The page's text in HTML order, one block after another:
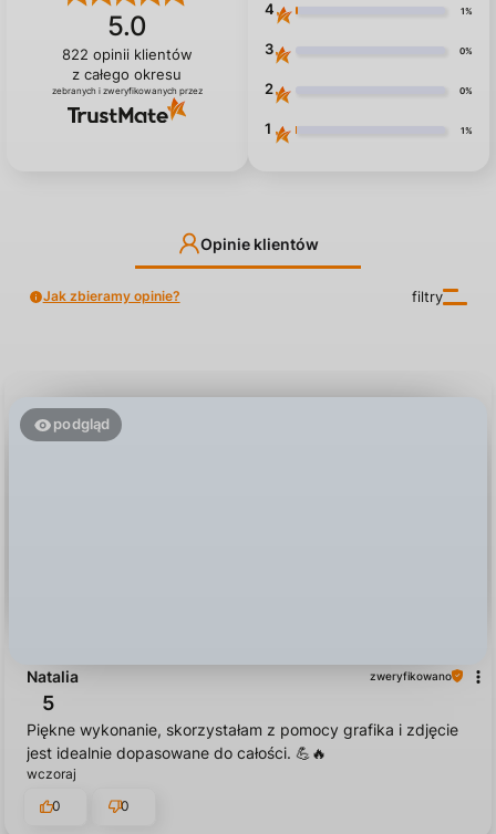
5.0
822 opinii klientów
z całego okresu
zebranych i zweryfikowanych przez
4 1%
3 0%
2 0%
1 1%
Opinie klientów
filtry
Jak zbieramy opinie?
podgląd
Natalia zweryfikowano
5
Piękne wykonanie, skorzystałam z pomocy grafika i zdjęcie
jest idealnie dopasowane do całości. 💪🔥
wczoraj
0
0